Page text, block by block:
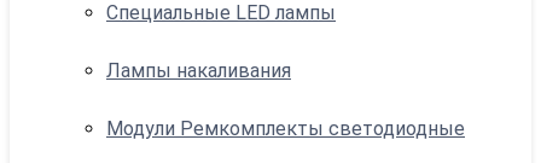
Специальные LED лампы
Лампы накаливания
Модули Ремкомплекты светодиодные